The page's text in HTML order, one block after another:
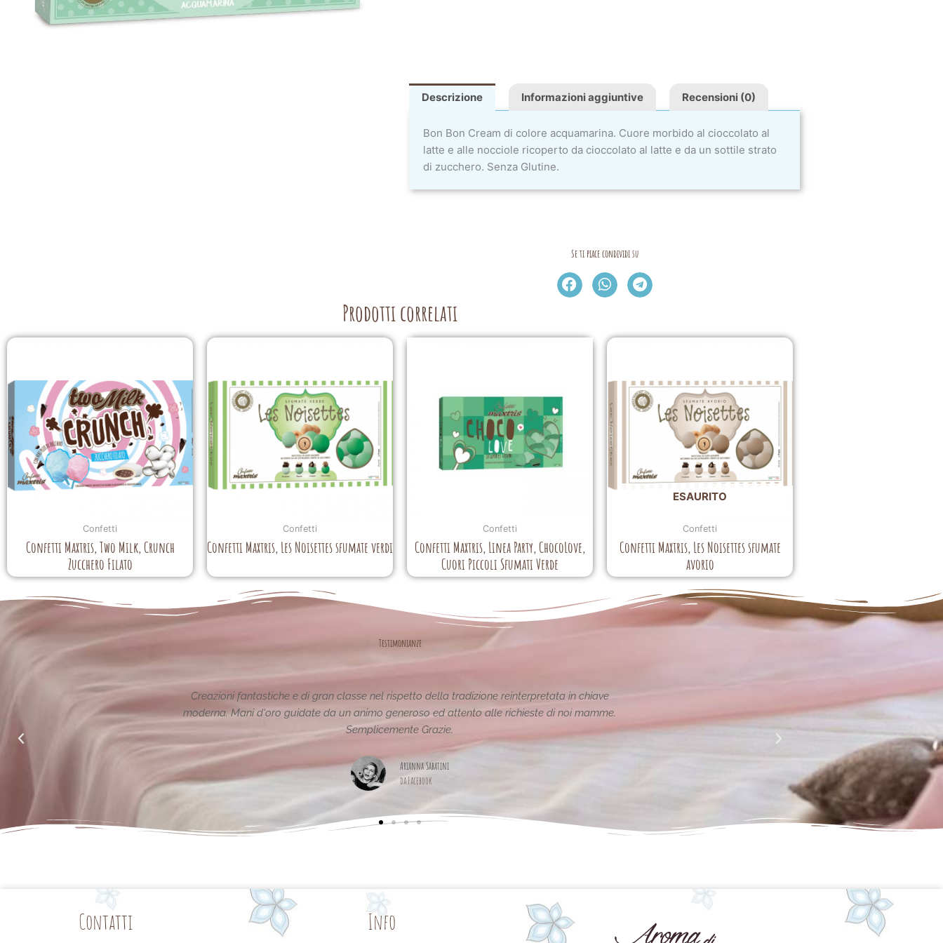
Descrizione Informazioni aggiuntive Recensioni (0)
Bon Bon Cream di colore acquamarina. Cuore morbido al cioccolato al
latte e alle nocciole ricoperto da cioccolato al latte e da un sottile strato
di zucchero. Senza Glutine.
Se ti piace condividi su
Prodotti correlati
Confetti
Confetti Maxtris, Two Milk, Crunch
Zucchero Filato
Confetti
Confetti Maxtris, Les Noisettes sfumate verdi
Confetti
Confetti Maxtris, Linea Party, ChocoLove,
Cuori Piccoli Sfumati Verde
ESAURITO
Confetti
Confetti Maxtris, Les Noisettes sfumate
avorio
Testimonianze
reinterpretata in chiave
richieste di noi mamme.
Le creazioni sono fantastiche e uniche..raffinate eleganti....complimenti per la vostra
pagina,piena di idee!grazie
Maria Teresa Masela
da Facebook
La perfezione e l' armonia che è palese nei tuoi
Complimenti davvero!!!!
Giusy Rizzo
da Facebook
Contatti Info